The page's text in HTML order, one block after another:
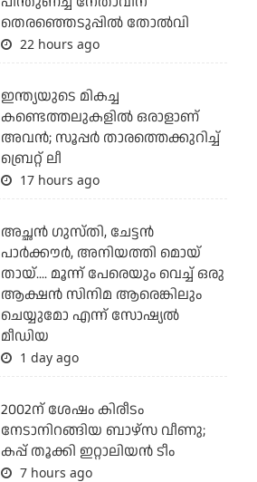
തെരഞ്ഞെടുപ്പില്‍ തോല്‍വി
22 hours ago
ഇന്ത്യയുടെ മികച്ച
കണ്ടെത്തലുകളില്‍ ഒരാളാണ്
അവന്‍; സൂപ്പര്‍ താരത്തെക്കുറിച്ച്
ബ്രെറ്റ് ലീ
17 hours ago
അച്ഛന്‍ ഗുസ്തി, ചേട്ടന്‍
പാര്‍ക്കൗര്‍, അനിയത്തി മൊയ്
തായ്.... മൂന്ന് പേരെയും വെച്ച് ഒരു
ആക്ഷന്‍ സിനിമ ആരെങ്കിലും
ചെയ്യുമോ എന്ന് സോഷ്യല്‍
മീഡിയ
1 day ago
2002ന് ശേഷം കിരീടം
നേടാനിറങ്ങിയ ബാഴ്സ വീണു;
കപ്പ് തൂക്കി ഇറ്റാലിയൻ ടീം
7 hours ago